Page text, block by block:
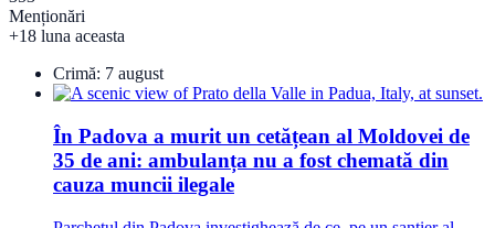
Menționări
+18 luna aceasta
Crimă: 7 august
În Padova a murit un cetățean al Moldovei de
35 de ani: ambulanța nu a fost chemată din
cauza muncii ilegale